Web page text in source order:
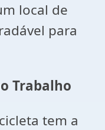
local de
para
Trabalho
tem a